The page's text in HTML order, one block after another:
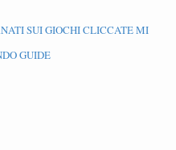
SUI GIOCHI CLICCATE MI
GUIDE